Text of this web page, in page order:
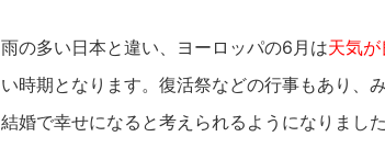
雨の多い日本と違い、ヨーロッパの6月は天気が
い時期となります。復活祭などの行事もあり、
結婚で幸せになると考えられるようになりました